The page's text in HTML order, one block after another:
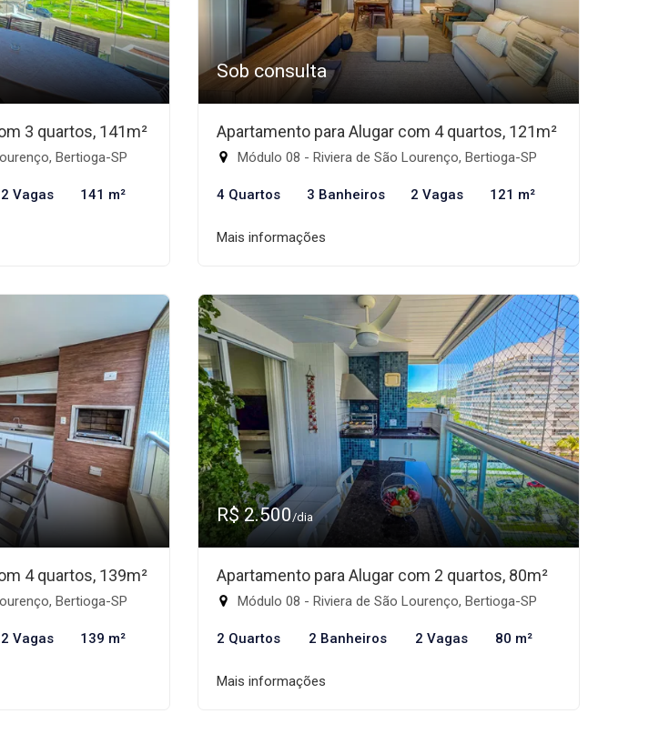
3 quartos, 141m²
Bertioga-SP
2 Vagas 141 m²
Sob consulta
Apartamento para Alugar com 4 quartos, 121m²
Módulo 08 - Riviera de São Lourenço, Bertioga-SP
4 Quartos 3 Banheiros 2 Vagas 121 m²
Mais informações
4 quartos, 139m²
Bertioga-SP
2 Vagas 139 m²
R$ 2.500/dia
Apartamento para Alugar com 2 quartos, 80m²
Módulo 08 - Riviera de São Lourenço, Bertioga-SP
2 Quartos 2 Banheiros 2 Vagas 80 m²
Mais informações